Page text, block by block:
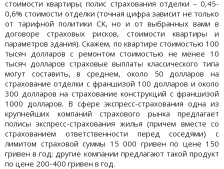
стоимости квартиры; полис страхования отделки – 0,45-
0,6% стоимости отделки (точная цифра зависит не только
от тарифной политики СК, но и от выбранных вами в
договоре страховых рисков, стоимости квартиры и
параметров здания). Скажем, по квартире стоимостью 100
тысяч долларов с ремонтом стоимостью не менее 10
тысяч долларов страховые выплаты классического типа
могут составить, в среднем, около 50 долларов на
страхование отделки с франшизой 100 долларов и около
300 долларов на страхование конструкций с франшизой
1000 долларов. В сфере экспресс-страхования одна из
крупнейших компаний страхового рынка предлагает
полисы экспресс-страхования жилья (причем вместе со
страхованием ответственности перед соседями) с
лимитом страховой суммы 15 000 гривен по цене 150
гривен в год; другие компании предлагают такой продукт
по цене 200-400 гривен в год.